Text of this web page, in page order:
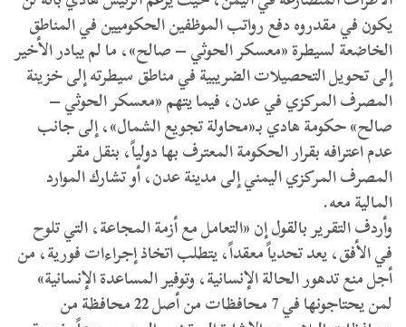
يكون في مقدروه دفع رواتب الموظفين الحكوميين في المناطق
الخاضعة لسيطرة «معسكر الحوثي – صالح»، ما لم يبادر الأخير
إلى تحويل التحصيلات الضريبية في مناطق سيطرته إلى خزينة
المصرف المركزي في عدن، فيما يتهم «معسكر الحوثي –
صالح» حكومة هادي بـ«محاولة تجويع الشمال»، إلى جانب
عدم اعترافه بقرار الحكومة المعترف بها دولياً، بنقل مقر
المصرف المركزي اليمني إلى مدينة عدن، أو تشارك الموارد
المالية معه.
وأردف التقرير بالقول إن «التعامل مع أزمة المجاعة، التي تلوح
في الأفق، يعد تحدياً معقداً، يتطلب اتخاذ إجراءات فورية، من
أجل منع تدهور الحالة الإنسانية، وتوفير المساعدة الإنسانية»
لمن يحتاجونها في 7 محافظات من أصل 22 محافظة من